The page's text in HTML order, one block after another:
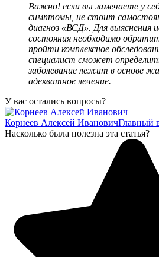
Важно! если вы замечаете у
симптомы, не стоит
диагноз «ВСД». Для выяснения
состояния необходимо
пройти комплексное
специалист сможет
заболевание лежит в основе
адекватное лечение.
У вас остались вопросы?
Корнеев Алексей ИвановичГлавный
Насколько была полезна эта статья?